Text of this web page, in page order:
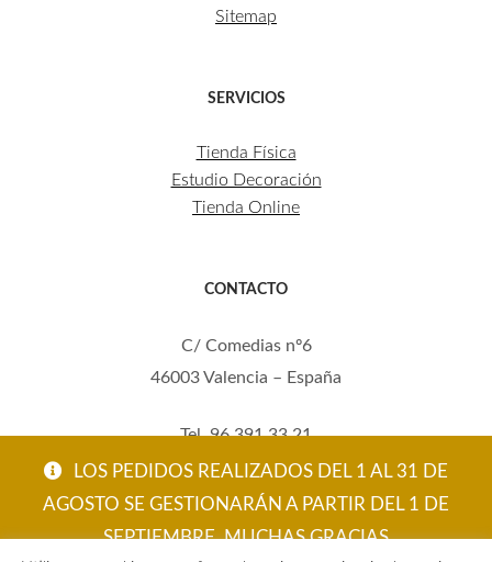
LOS PEDIDOS REALIZADOS DEL 1 AL 31 DE
AGOSTO SE GESTIONARÁN A PARTIR DEL 1 DE
SEPTIEMBRE. MUCHAS GRACIAS
Sitemap
SERVICIOS
Tienda Física
Estudio Decoración
Tienda Online
CONTACTO
C/ Comedias nº6
46003 Valencia – España
Tel. 96 391 33 21
Mov. 620 123 461
carola@eltallerdecarola.com